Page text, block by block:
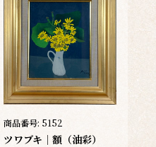
商品番号: 5152
ツワブキ｜額（油彩）